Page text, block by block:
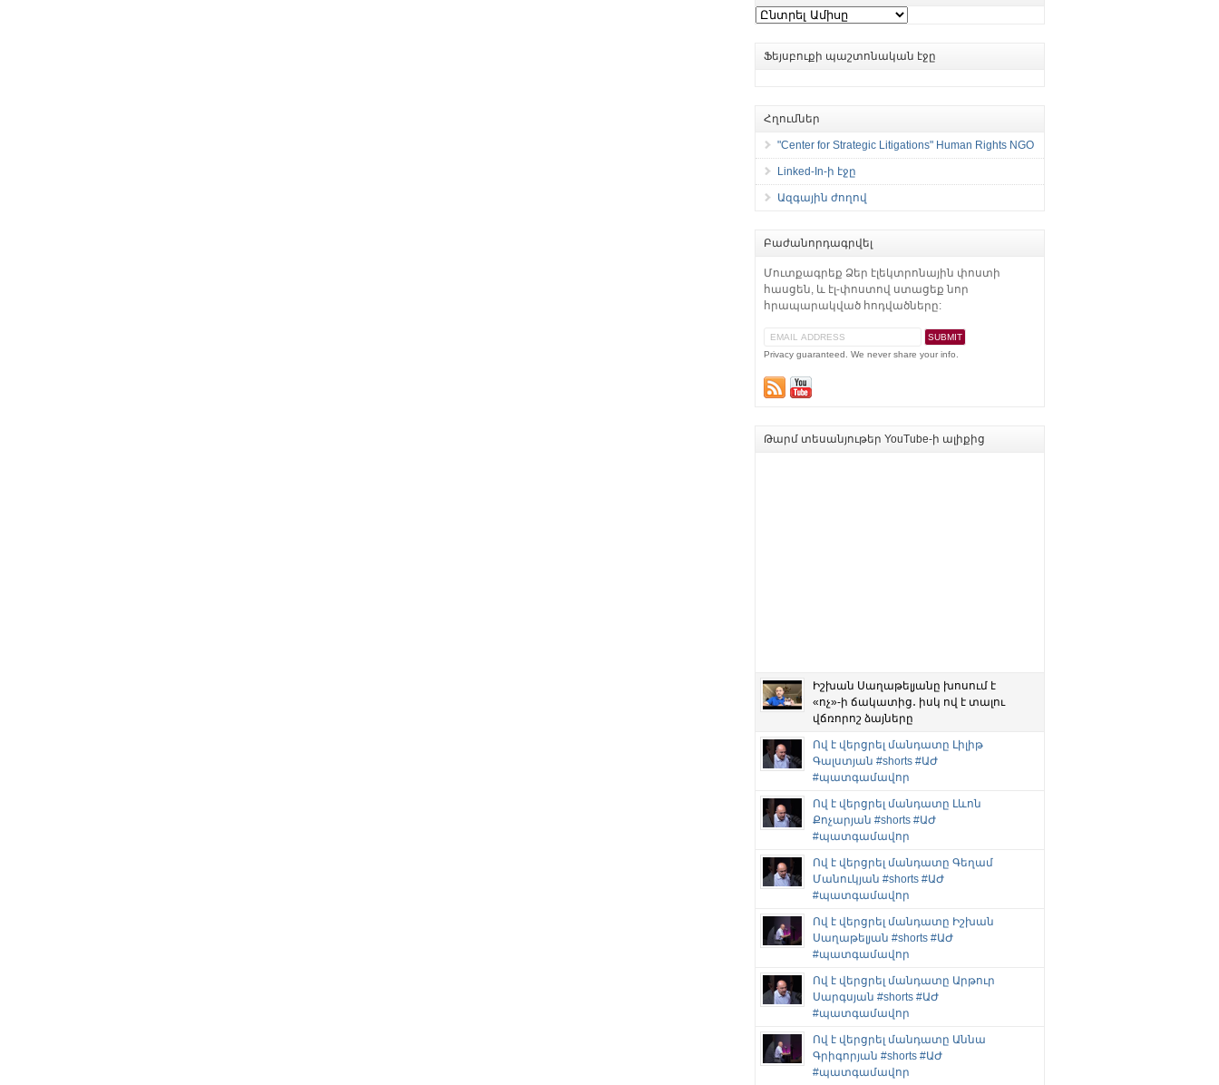
Արխիվ
Ֆեյսբուքի պաշտոնական էջը
Հղումներ
"Center for Strategic Litigations" Human Rights NGO
Linked-In-ի էջը
Ազգային ժողով
Բաժանորդագրվել
Մուտքագրեք Ձեր էլեկտրոնային փոստի
հասցեն, և էլ-փոստով ստացեք նոր
հրապարակված հոդվածները:
Privacy guaranteed. We never share your info.
Թարմ տեսանյութեր YouTube-ի ալիքից
Իշխան Սաղաթելյանը խոսում է
«ոչ»-ի ճակատից․ իսկ ով է տալու
վճռորոշ ձայները
Ով է վերցրել մանդատը Լիլիթ
Գալստյան #shorts #ԱԺ
#պատգամավոր
Ով է վերցրել մանդատը Լևոն
Քոչարյան #shorts #ԱԺ
#պատգամավոր
Ով է վերցրել մանդատը Գեղամ
Մանուկյան #shorts #ԱԺ
#պատգամավոր
Ով է վերցրել մանդատը Իշխան
Սաղաթելյան #shorts #ԱԺ
#պատգամավոր
Ով է վերցրել մանդատը Արթուր
Սարգսյան #shorts #ԱԺ
#պատգամավոր
Ով է վերցրել մանդատը Աննա
Գրիգորյան #shorts #ԱԺ
#պատգամավոր